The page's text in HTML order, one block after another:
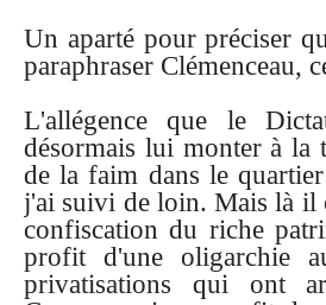
Un aparté pour préciser
paraphraser Clémenceau,
L'allégence que le
désormais lui monter à la
de la faim dans le
j'ai suivi de loin. Mais là il
confiscation du riche
profit d'une oligarchie
privatisations qui ont